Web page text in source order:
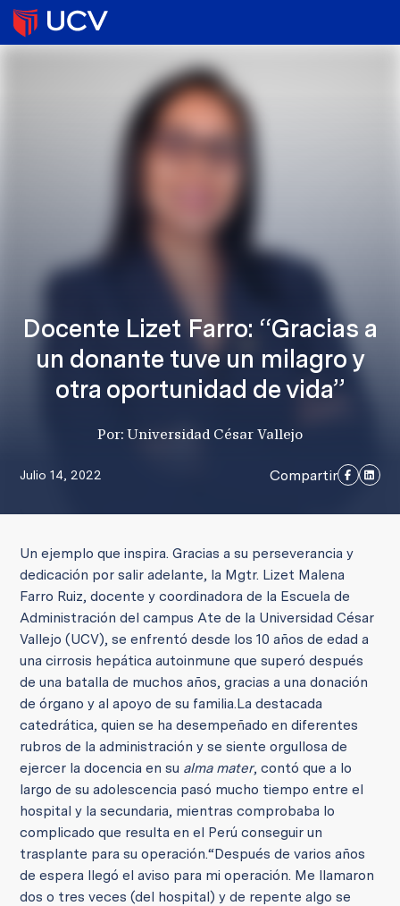
Docente Lizet Farro: “Gracias a
un donante tuve un milagro y
otra oportunidad de vida”
Por: Universidad César Vallejo
Julio 14, 2022 Compartir
Un ejemplo que inspira. Gracias a su perseverancia y
dedicación por salir adelante, la Mgtr. Lizet Malena
Farro Ruiz, docente y coordinadora de la Escuela de
Administración del campus Ate de la Universidad César
Vallejo (UCV), se enfrentó desde los 10 años de edad a
una cirrosis hepática autoinmune que superó después
de una batalla de muchos años, gracias a una donación
de órgano y al apoyo de su familia.La destacada
catedrática, quien se ha desempeñado en diferentes
rubros de la administración y se siente orgullosa de
ejercer la docencia en su alma mater, contó que a lo
largo de su adolescencia pasó mucho tiempo entre el
hospital y la secundaria, mientras comprobaba lo
complicado que resulta en el Perú conseguir un
trasplante para su operación.“Después de varios años
de espera llegó el aviso para mi operación. Me llamaron
dos o tres veces (del hospital) y de repente algo se